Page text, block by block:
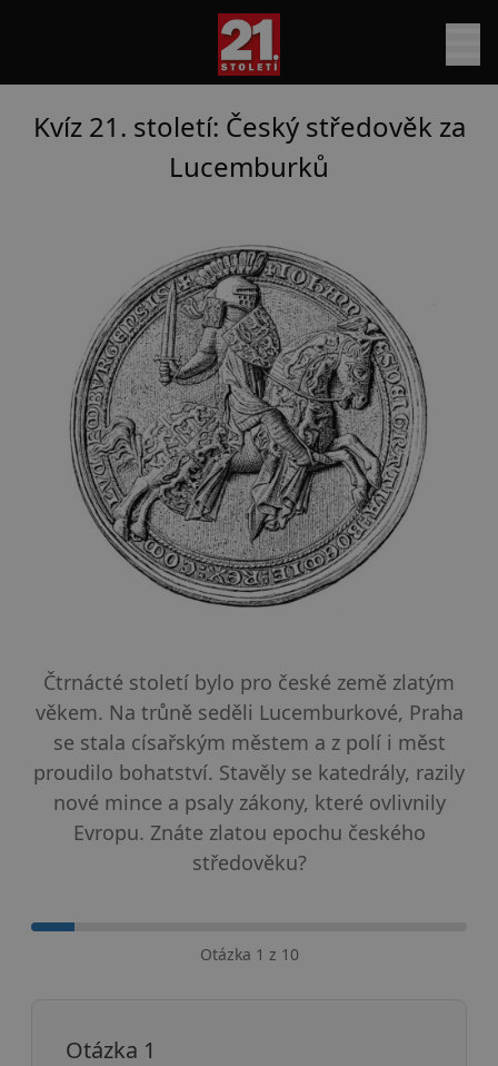
Kvíz 21. století: Český středověk za
Lucemburků
Čtrnácté století bylo pro české země zlatým
věkem. Na trůně seděli Lucemburkové, Praha
se stala císařským městem a z polí i měst
proudilo bohatství. Stavěly se katedrály, razily
nové mince a psaly zákony, které ovlivnily
Evropu. Znáte zlatou epochu českého
středověku?
Otázka 1 z 10
Otázka 1